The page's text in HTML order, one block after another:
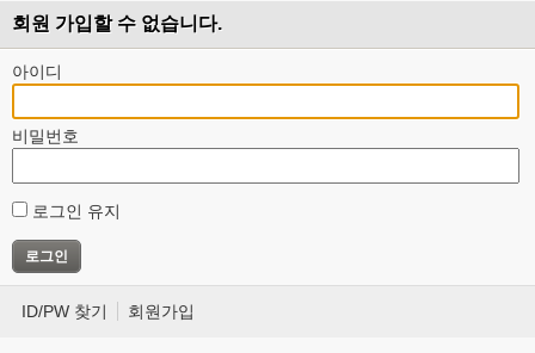
회원 가입할 수 없습니다.
아이디
비밀번호
로그인 유지
ID/PW 찾기 회원가입